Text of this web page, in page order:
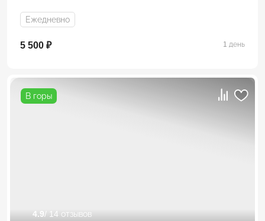
Ежедневно
5 500 ₽ 1 день
В горы
4.9 / 14 отзывов